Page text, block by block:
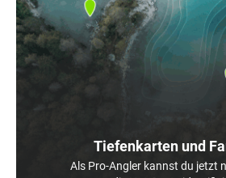
Tiefenkarten und
Als Pro-Angler kannst du jetzt